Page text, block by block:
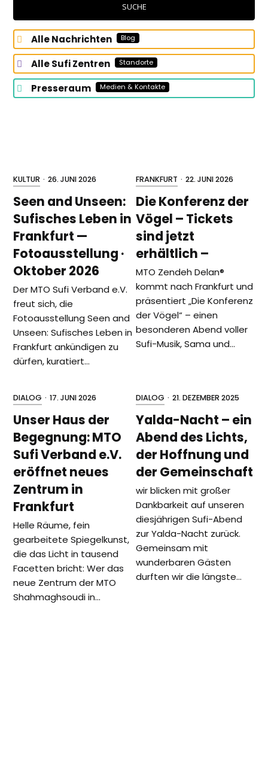
SUCHE
Alle Nachrichten Blog
Alle Sufi Zentren Standorte
Presseraum Medien & Kontakte
KULTUR · 26. JUNI 2026
Seen and Unseen:
Sufisches Leben in
Frankfurt —
Fotoausstellung ·
Oktober 2026
Der MTO Sufi Verband e.V.
freut sich, die
Fotoausstellung Seen and
Unseen: Sufisches Leben in
Frankfurt ankündigen zu
dürfen, kuratiert…
FRANKFURT · 22. JUNI 2026
Die Konferenz der
Vögel – Tickets
sind jetzt
erhältlich –
MTO Zendeh Delan®️
kommt nach Frankfurt und
präsentiert „Die Konferenz
der Vögel“ – einen
besonderen Abend voller
Sufi-Musik, Sama und…
DIALOG · 17. JUNI 2026
Unser Haus der
Begegnung: MTO
Sufi Verband e.V.
eröffnet neues
Zentrum in
Frankfurt
Helle Räume, fein
gearbeitete Spiegelkunst,
die das Licht in tausend
Facetten bricht: Wer das
neue Zentrum der MTO
Shahmaghsoudi in…
DIALOG · 21. DEZEMBER 2025
Yalda-Nacht – ein
Abend des Lichts,
der Hoffnung und
der Gemeinschaft
wir blicken mit großer
Dankbarkeit auf unseren
diesjährigen Sufi-Abend
zur Yalda-Nacht zurück.
Gemeinsam mit
wunderbaren Gästen
durften wir die längste…